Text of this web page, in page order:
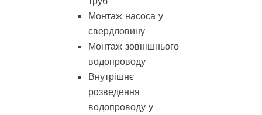
Монтаж насоса у
свердловину
Монтаж зовнішнього
водопроводу
Внутрішнє
розведення
водопроводу у